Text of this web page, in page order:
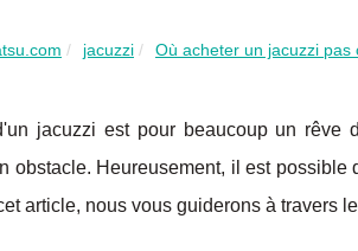
jacuzzi Où acheter un jacuzzi pas
jacuzzi est pour beaucoup un
obstacle. Heureusement, il est
article, nous vous guiderons à travers